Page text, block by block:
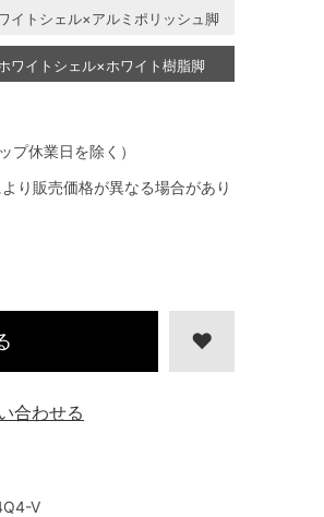
V
り販売価格が異なる場合があり
プ休業日を除く）
イトシェル×アルミポリッシュ脚
ワイトシェル×ホワイト樹脂脚
合わせる